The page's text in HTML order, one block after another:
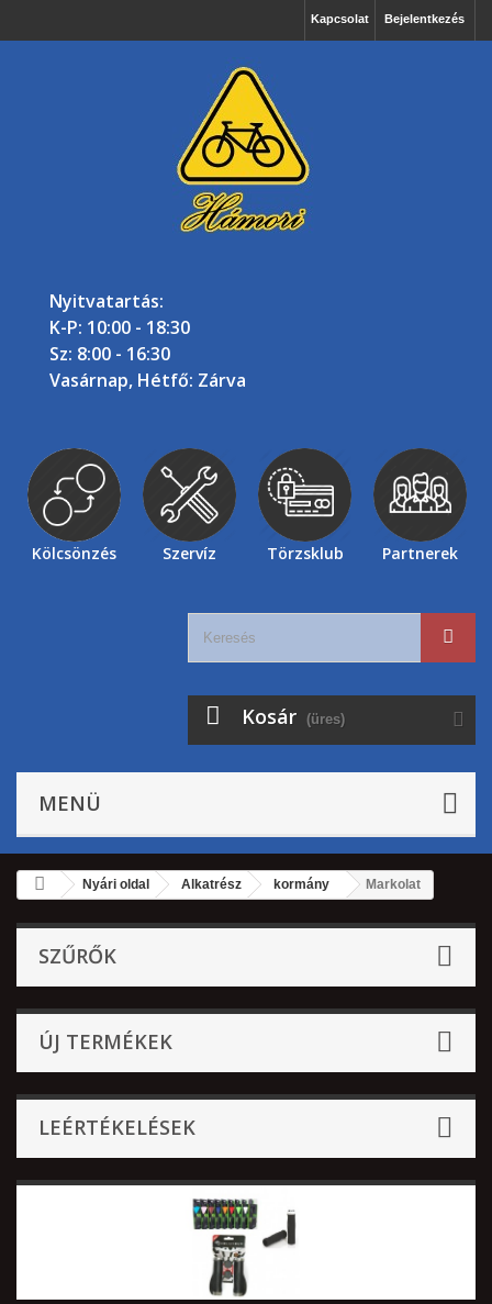
Bejelentkezés
Kapcsolat
Nyitvatartás:
K-P: 10:00 - 18:30
Sz: 8:00 - 16:30
Vasárnap, Hétfő: Zárva
Kölcsönzés Szervíz Törzsklub Partnerek
Kosár (üres)
MENÜ
Nyári oldal Alkatrész kormány Markolat
SZŰRŐK
ÚJ TERMÉKEK
LEÉRTÉKELÉSEK